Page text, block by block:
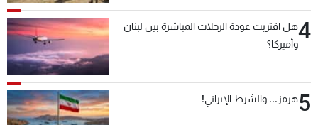
4هل اقتربت عودة الرحلات المباشرة بين لبنان
وأميركا؟
5هرمز... والشرط الإيراني!